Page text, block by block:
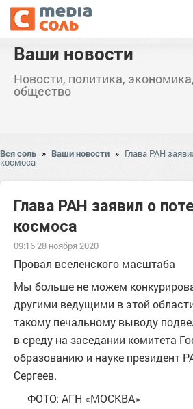
Ваши новости
Новости, политика, экономика,
общество
Вся соль » Ваши новости » Глава РАН
космоса
Глава РАН заявил о
космоса
09:16 28 ноября 2020
Провал вселенского масштаба
Мы больше не можем
другими ведущими в этой
такому печальному выводу
в среду на заседании комитета
образованию и науке президент
Сергеев.
ФОТО: АГН «МОСКВА»